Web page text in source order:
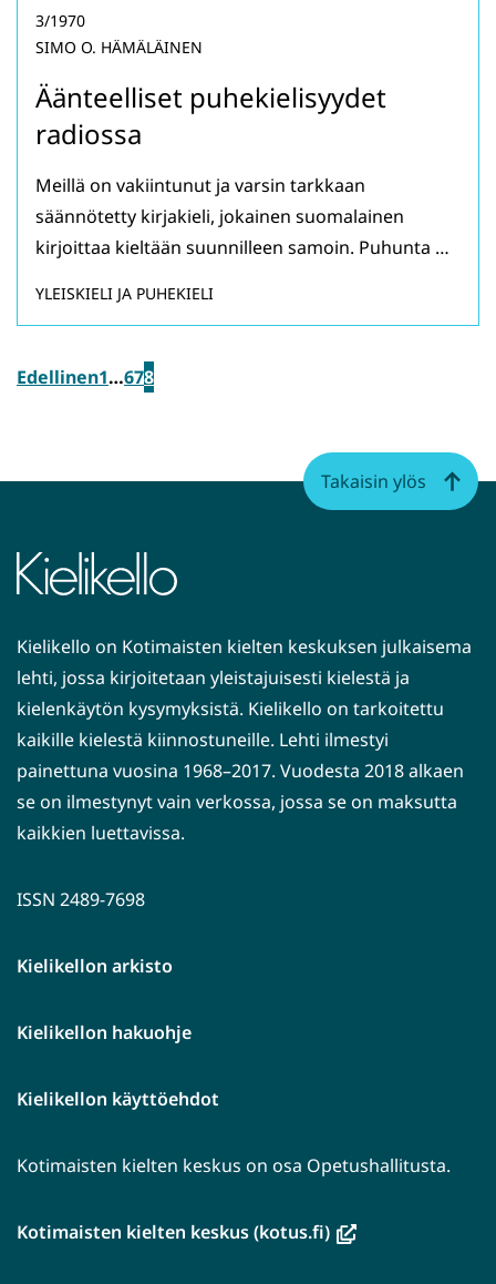
Äänteelliset puhekielisyydet
radiossa
3/1970
SIMO O. HÄMÄLÄINEN
Meillä on vakiintunut ja varsin tarkkaan
säännötetty kirjakieli, jokainen suomalainen
kirjoittaa kieltään suunnilleen samoin. Puhunta …
YLEISKIELI JA PUHEKIELI
Edellinen1…678
Kielikello on Kotimaisten kielten keskuksen julkaisema
lehti, jossa kirjoitetaan yleistajuisesti kielestä ja
kielenkäytön kysymyksistä. Kielikello on tarkoitettu
kaikille kielestä kiinnostuneille. Lehti ilmestyi
painettuna vuosina 1968–2017. Vuodesta 2018 alkaen
se on ilmestynyt vain verkossa, jossa se on maksutta
kaikkien luettavissa.
ISSN 2489-7698
Kielikellon arkisto
Kielikellon hakuohje
Kielikellon käyttöehdot
Kotimaisten kielten keskus on osa Opetushallitusta.
Kotimaisten kielten keskus (kotus.fi)(avautuu
Takaisin ylös